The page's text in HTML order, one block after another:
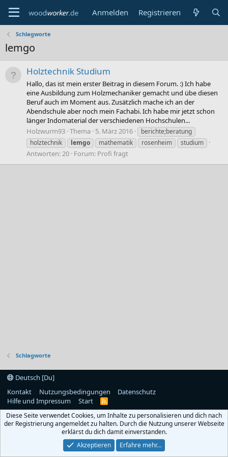
Anmelden Registrieren
Schlagworte
lemgo
Holztechnik Studium
Hallo, das ist mein erster Beitrag in diesem Forum. :) Ich habe
eine Ausbildung zum Holzmechaniker gemacht und übe diesen
Beruf auch im Moment aus. Zusätzlich mache ich an der
Abendschule aber noch mein Fachabi. Ich habe mir jetzt schon
länger Indomaterial der verschiedenen Hochschulen...
Holzwurm93 Thema 5. März 2016
berichte;beratung
holztechnik
lemgo mathematik rosenheim studium
Antworten: 20 Forum: Profi fragt
Schlagworte
Deutsch [Du]
Kontakt
Nutzungsbedingungen
Datenschutz
Hilfe und Impressum
Start
R
S
Diese Seite verwendet Cookies, um Inhalte zu personalisieren und dich nach
der Registrierung angemeldet zu halten. Durch die Nutzung unserer Webseite
erklärst du dich damit einverstanden.
Akzeptieren
Erfahre mehr…